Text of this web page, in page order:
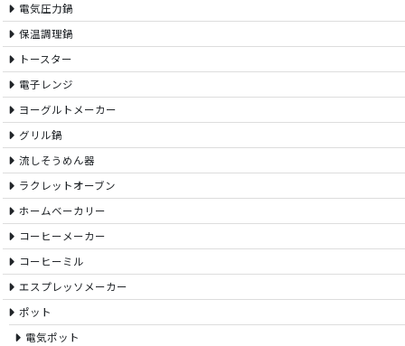
電気圧力鍋
保温調理鍋
トースター
電子レンジ
ヨーグルトメーカー
グリル鍋
流しそうめん器
ラクレットオーブン
ホームベーカリー
コーヒーメーカー
コーヒーミル
エスプレッソメーカー
ポット
電気ポット